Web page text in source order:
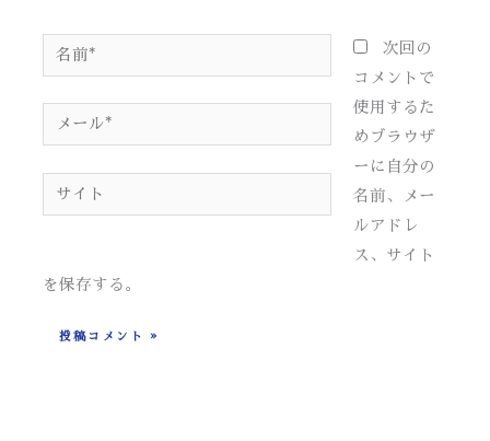
前
*
ー
ル
イ
次回の
コメントで
使用するた
めブラウザ
ーに自分の
名前、メー
ルアドレ
ス、サイト
を保存する。